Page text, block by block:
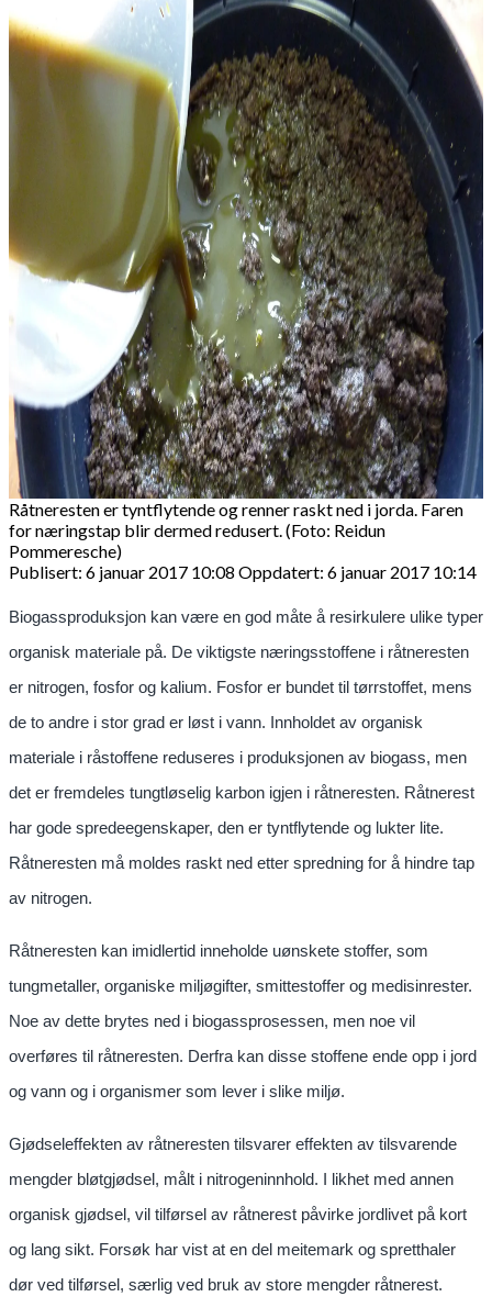
Råtneresten er tyntflytende og renner raskt ned i jorda. Faren
for næringstap blir dermed redusert. (Foto: Reidun
Pommeresche)
Publisert: 6 januar 2017 10:08 Oppdatert: 6 januar 2017 10:14
Biogassproduksjon kan være en god måte å resirkulere ulike typer
organisk materiale på. De viktigste næringsstoffene i råtneresten
er nitrogen, fosfor og kalium. Fosfor er bundet til tørrstoffet, mens
de to andre i stor grad er løst i vann. Innholdet av organisk
materiale i råstoffene reduseres i produksjonen av biogass, men
det er fremdeles tungtløselig karbon igjen i råtneresten. Råtnerest
har gode spredeegenskaper, den er tyntflytende og lukter lite.
Råtneresten må moldes raskt ned etter spredning for å hindre tap
av nitrogen.
Råtneresten kan imidlertid inneholde uønskete stoffer, som
tungmetaller, organiske miljøgifter, smittestoffer og medisinrester.
Noe av dette brytes ned i biogassprosessen, men noe vil
overføres til råtneresten. Derfra kan disse stoffene ende opp i jord
og vann og i organismer som lever i slike miljø.
Gjødseleffekten av råtneresten tilsvarer effekten av tilsvarende
mengder bløtgjødsel, målt i nitrogeninnhold. I likhet med annen
organisk gjødsel, vil tilførsel av råtnerest påvirke jordlivet på kort
og lang sikt. Forsøk har vist at en del meitemark og spretthaler
dør ved tilførsel, særlig ved bruk av store mengder råtnerest.